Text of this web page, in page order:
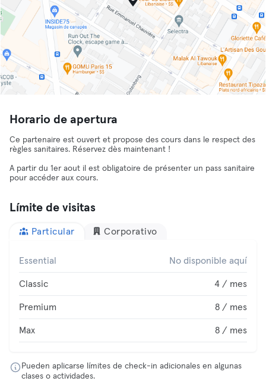
Horario de apertura
Ce partenaire est ouvert et propose des cours dans le respect des
règles sanitaires. Réservez dès maintenant !
A partir du 1er aout il est obligatoire de présenter un pass sanitaire
pour accéder aux cours.
Límite de visitas
Particular Corporativo
Essential No disponible aquí
Classic 4 / mes
Premium 8 / mes
Max 8 / mes
Pueden aplicarse límites de check-in adicionales en algunas
clases o actividades.